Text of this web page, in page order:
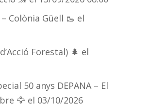
Colònia Güell 🥾 el
Forestal) 🌲 el
50 anys DEPANA – El
🦅 el 03/10/2026